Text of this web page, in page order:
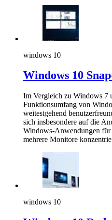
windows 10
Windows 10
Im Vergleich zu Windows 7
Funktionsumfang von
weitestgehend
sich insbesondere auf die
Windows-Anwendungen
mehrere Monitore
windows 10